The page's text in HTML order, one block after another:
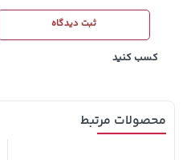
ثبت دیدگاه
کسب کنید
محصولات مرتبط